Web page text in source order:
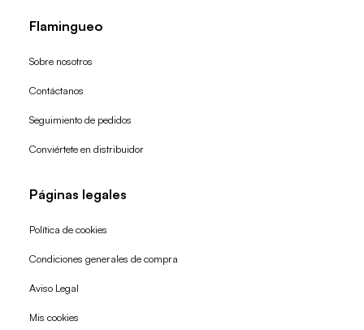
Flamingueo
Sobre nosotros
Contáctanos
Seguimiento de pedidos
Conviértete en distribuidor
Páginas legales
Política de cookies
Condiciones generales de compra
Aviso Legal
Mis cookies